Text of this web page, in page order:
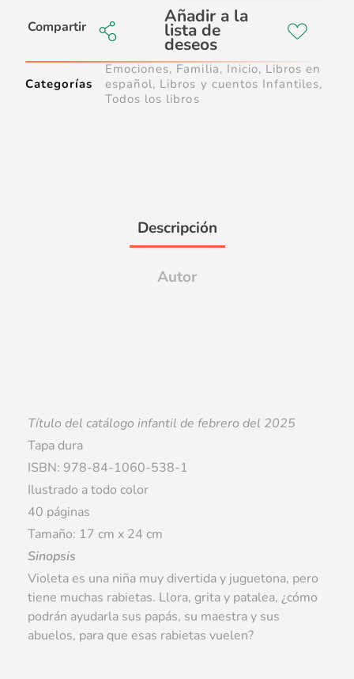
Compartir
Categorías
Emociones, Familia, Inicio, Libros en
español, Libros y cuentos Infantiles,
Todos los libros
Descripción
Autor
Título del catálogo infantil de febrero del 2025
Tapa dura
ISBN: 978-84-1060-538-1
Ilustrado a todo color
40 páginas
Tamaño: 17 cm x 24 cm
Sinopsis
Violeta es una niña muy divertida y juguetona, pero
tiene muchas rabietas. Llora, grita y patalea, ¿cómo
podrán ayudarla sus papás, su maestra y sus
abuelos, para que esas rabietas vuelen?